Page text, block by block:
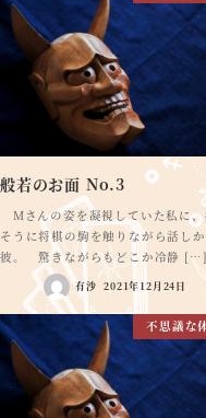
般若のお面 No.3
Mさんの姿を凝視していた私に、
そうに将棋の駒を触りながら話し
彼。 驚きながらもどこか冷静 […]
有沙 2021年12月24日
不思議な